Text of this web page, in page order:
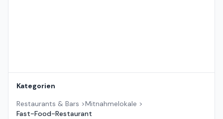
Kategorien
Restaurants & Bars >Mitnahmelokale >
Fast-Food-Restaurant